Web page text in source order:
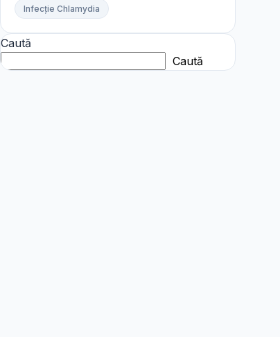
Infecție Chlamydia
Caută
Caută